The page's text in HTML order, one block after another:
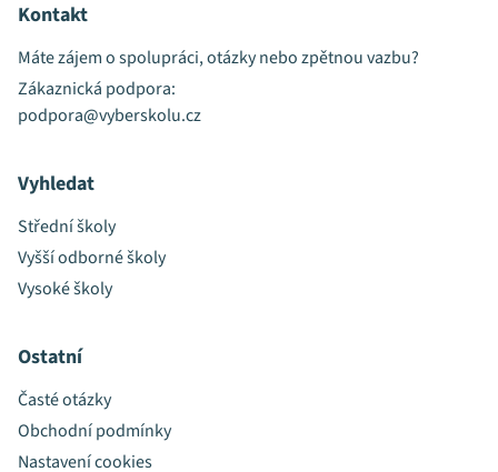
Kontakt
Máte zájem o spolupráci, otázky nebo zpětnou vazbu?
Zákaznická podpora:
podpora@vyberskolu.cz
Vyhledat
Střední školy
Vyšší odborné školy
Vysoké školy
Ostatní
Časté otázky
Obchodní podmínky
Nastavení cookies